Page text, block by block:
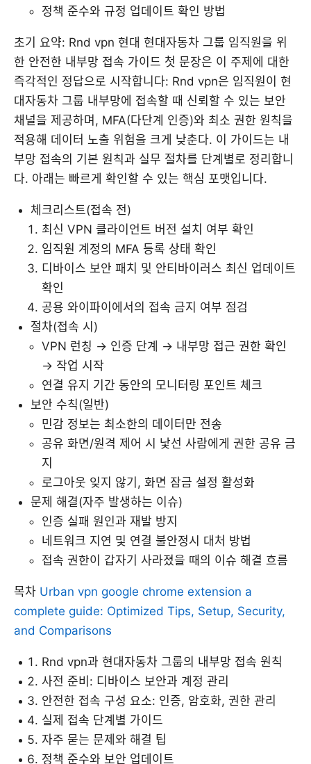
정책 준수와 규정 업데이트 확인 방법
초기 요약: Rnd vpn 현대 현대자동차 그룹 임직원을 위
한 안전한 내부망 접속 가이드 첫 문장은 이 주제에 대한
즉각적인 정답으로 시작합니다: Rnd vpn은 임직원이 현
대자동차 그룹 내부망에 접속할 때 신뢰할 수 있는 보안
채널을 제공하며, MFA(다단계 인증)와 최소 권한 원칙을
적용해 데이터 노출 위험을 크게 낮춘다. 이 가이드는 내
부망 접속의 기본 원칙과 실무 절차를 단계별로 정리합니
다. 아래는 빠르게 확인할 수 있는 핵심 포맷입니다.
체크리스트(접속 전)
최신 VPN 클라이언트 버전 설치 여부 확인
임직원 계정의 MFA 등록 상태 확인
디바이스 보안 패치 및 안티바이러스 최신 업데이트
확인
공용 와이파이에서의 접속 금지 여부 점검
절차(접속 시)
VPN 런칭 → 인증 단계 → 내부망 접근 권한 확인
→ 작업 시작
연결 유지 기간 동안의 모니터링 포인트 체크
보안 수칙(일반)
민감 정보는 최소한의 데이터만 전송
공유 화면/원격 제어 시 낯선 사람에게 권한 공유 금
지
로그아웃 잊지 않기, 화면 잠금 설정 활성화
문제 해결(자주 발생하는 이슈)
인증 실패 원인과 재발 방지
네트워크 지연 및 연결 불안정시 대처 방법
접속 권한이 갑자기 사라졌을 때의 이슈 해결 흐름
목차 Urban vpn google chrome extension a
complete guide: Optimized Tips, Setup, Security,
and Comparisons
Rnd vpn과 현대자동차 그룹의 내부망 접속 원칙
사전 준비: 디바이스 보안과 계정 관리
안전한 접속 구성 요소: 인증, 암호화, 권한 관리
실제 접속 단계별 가이드
자주 묻는 문제와 해결 팁
정책 준수와 보안 업데이트